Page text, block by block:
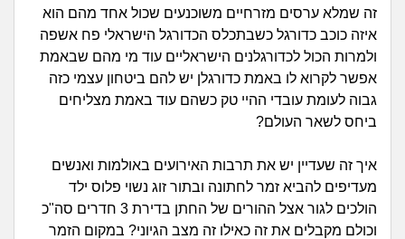
מתבגרים
מהבקו"ם... ועד מתי?!
עבודה וקריירה
חברים ואנשים
זה שמלא ערסים מזרחיים משוכנעים שכול אחד מהם הוא
איזה כוכב כדורגל כשבתכלס הכדורגל הישראלי פח אשפה
ולמרות הכול לכדורגלנים הישראליים עוד מי מהם שבאמת
אפשר לקרוא לו באמת כדורגלן יש להם ביטחון עצמי כזה
גבוה לעומת עובדי ההיי טק כשהם עוד באמת מצליחים
ביחס לשאר העולם?
איך זה שעדיין יש את תרבות האירועים באולמות ואנשים
מעדיפים להביא זמר לחתונה ובתור זוג נשוי פלוס ילד
הולכים לגור אצל ההורים של החתן בדירת 3 חדרים סה"כ
וכולם מקבלים את זה כאילו זה מצב הגיוני? במקום הזמר